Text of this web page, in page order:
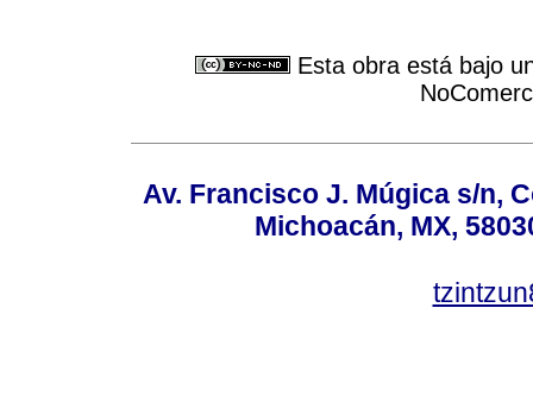
Esta obra está bajo
Av. Francisco J. Múgica s/n,
Michoacán, MX,